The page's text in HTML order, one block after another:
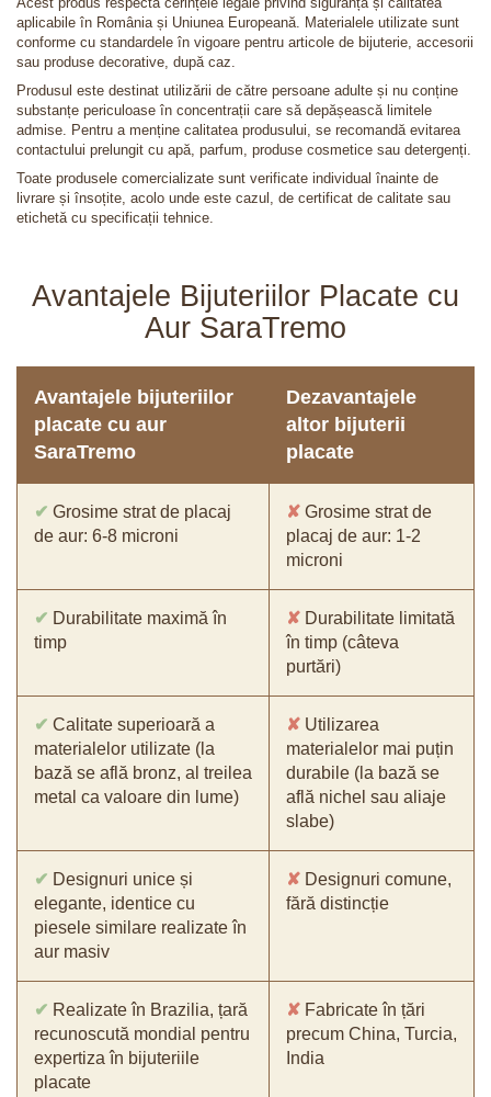
aplicabile în România și Uniunea Europeană. Materialele utilizate sunt
conforme cu standardele în vigoare pentru articole de bijuterie, accesorii
sau produse decorative, după caz.
Produsul este destinat utilizării de către persoane adulte și nu conține
substanțe periculoase în concentrații care să depășească limitele
admise. Pentru a menține calitatea produsului, se recomandă evitarea
contactului prelungit cu apă, parfum, produse cosmetice sau detergenți.
Toate produsele comercializate sunt verificate individual înainte de
livrare și însoțite, acolo unde este cazul, de certificat de calitate sau
etichetă cu specificații tehnice.
Avantajele Bijuteriilor Placate cu
Aur SaraTremo
Avantajele bijuteriilor
placate cu aur
SaraTremo
Dezavantajele
altor bijuterii
placate
✔ Grosime strat de placaj
de aur: 6-8 microni
✘ Grosime strat de
placaj de aur: 1-2
microni
✔ Durabilitate maximă în
timp
✘ Durabilitate limitată
în timp (câteva
purtări)
✔ Calitate superioară a
materialelor utilizate (la
bază se află bronz, al treilea
metal ca valoare din lume)
✘ Utilizarea
materialelor mai puțin
durabile (la bază se
află nichel sau aliaje
slabe)
✔ Designuri unice și
elegante, identice cu
piesele similare realizate în
aur masiv
✘ Designuri comune,
fără distincție
✔ Realizate în Brazilia, țară
recunoscută mondial pentru
expertiza în bijuteriile
placate
✘ Fabricate în țări
precum China, Turcia,
India